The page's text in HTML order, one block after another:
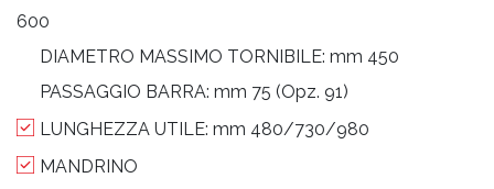
600
DIAMETRO MASSIMO TORNIBILE: mm 450
PASSAGGIO BARRA: mm 75 (Opz. 91)
LUNGHEZZA UTILE: mm 480/730/980
MANDRINO